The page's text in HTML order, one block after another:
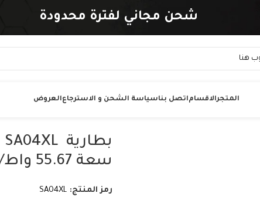
شحن مجاني لفترة محدودة
المتجرالاقساماتصل بناسياسة الشحن و الاسترجاعالعروض
سعة 55.67 واط/ساعة
رمز المنتج: SA04XL